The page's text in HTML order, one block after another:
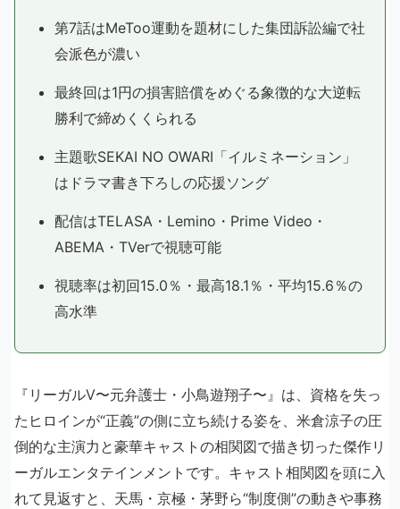
第7話はMeToo運動を題材にした集団訴訟編で社
会派色が濃い
最終回は1円の損害賠償をめぐる象徴的な大逆転
勝利で締めくくられる
主題歌SEKAI NO OWARI「イルミネーション」
はドラマ書き下ろしの応援ソング
配信はTELASA・Lemino・Prime Video・
ABEMA・TVerで視聴可能
視聴率は初回15.0％・最高18.1％・平均15.6％の
高水準
『リーガルV〜元弁護士・小鳥遊翔子〜』は、資格を失っ
たヒロインが“正義”の側に立ち続ける姿を、米倉涼子の圧
倒的な主演力と豪華キャストの相関図で描き切った傑作リ
ーガルエンタテインメントです。キャスト相関図を頭に入
れて見返すと、天馬・京極・茅野ら“制度側”の動きや事務